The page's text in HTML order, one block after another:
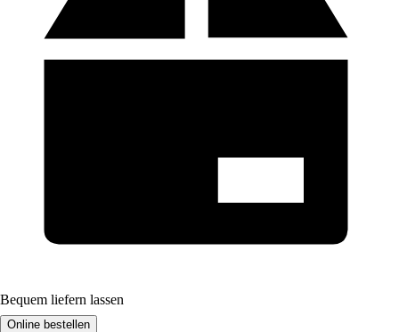
Bequem liefern lassen
Online bestellen